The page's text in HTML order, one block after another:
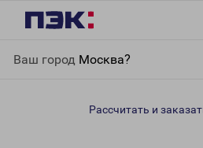
Ваш город Москва?
Южно-Сахалинск
Рассчитать и